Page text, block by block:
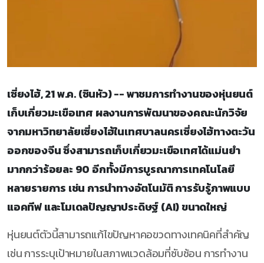
เซี่ยงไฮ้, 21 พ.ค. (ซินหัว) -- พาชมการทำงานของหุ่นยนต์
เก็บเกี่ยวมะเขือเทศ ผลงานการพัฒนาของคณะนักวิจัย
จากมหาวิทยาลัยเซี่ยงไฮ้ในเทศบาลนครเซี่ยงไฮ้ทางตะวัน
ออกของจีน ซึ่งสามารถเก็บเกี่ยวมะเขือเทศได้แม่นยำ
มากกว่าร้อยละ 90 อีกทั้งมีการบูรณาการเทคโนโลยี
หลายรายการ เช่น การนำทางอัตโนมัติ การรับรู้ภาพแบบ
แอคทีฟ และโมเดลปัญญาประดิษฐ์ (AI) ขนาดใหญ่
หุ่นยนต์ตัวนี้สามารถแก้ไขปัญหาคอขวดทางเทคนิคที่สำคัญ
เช่น การระบุเป้าหมายในสภาพแวดล้อมที่ซับซ้อน การทำงาน